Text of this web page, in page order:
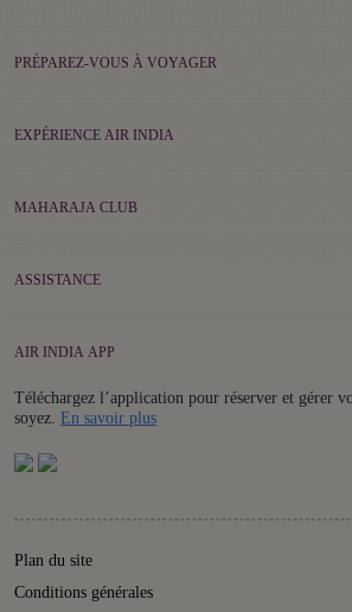
PRÉPAREZ-VOUS À VOYAGER
EXPÉRIENCE AIR INDIA
MAHARAJA CLUB
ASSISTANCE
AIR INDIA APP
Téléchargez l’application pour réserver et gérer
soyez. En savoir plusDetails
Plan du site
Conditions générales